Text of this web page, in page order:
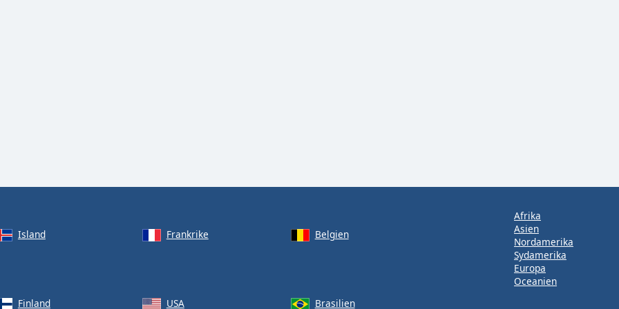
Island Frankrike
Belgien
Finland USA Brasilien
Afrika
Asien
Nordamerika
Sydamerika
Europa
Oceanien